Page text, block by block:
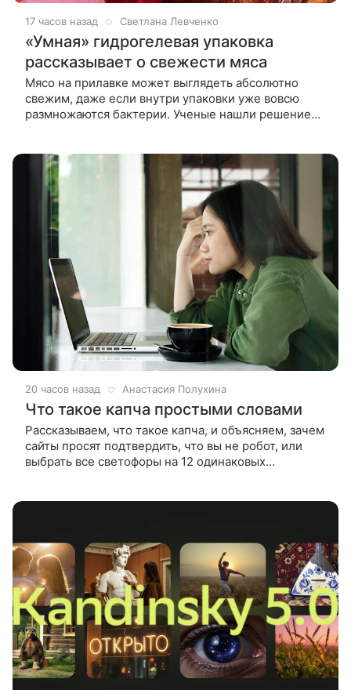
17 часов назад Светлана Левченко
«Умная» гидрогелевая упаковка
рассказывает о свежести мяса
Мясо на прилавке может выглядеть абсолютно
свежим, даже если внутри упаковки уже вовсю
размножаются бактерии. Ученые нашли решение
20 часов назад Анастасия Полухина
Что такое капча простыми словами
Рассказываем, что такое капча, и объясняем, зачем
сайты просят подтвердить, что вы не робот, или
выбрать все светофоры на 12 одинаковых